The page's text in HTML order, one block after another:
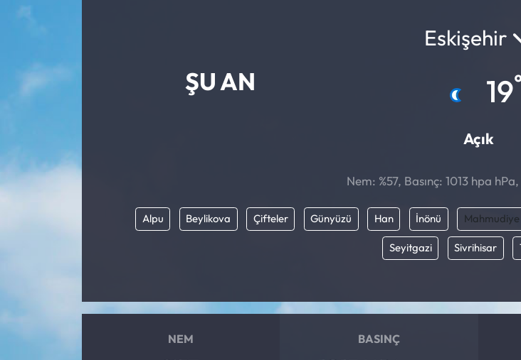
ŞU AN
Eskişehir
19
Açık
Nem: %57, Basınç: 1013 hpa
Alpu Beylikova Çifteler Günyüzü Han İnönü Mahmudiye
Seyitgazi Sivrihisar
NEM BASINÇ